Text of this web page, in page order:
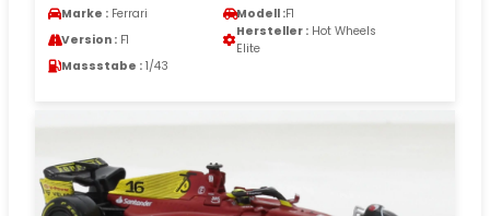
Marke : Ferrari Modell :F1
Version : F1
Hersteller : Hot Wheels
Elite
Massstabe : 1/43